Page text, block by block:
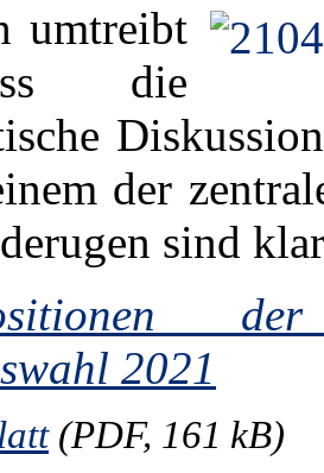
umtreibt
die
der
sind
der
2021
(PDF, 161 kB)